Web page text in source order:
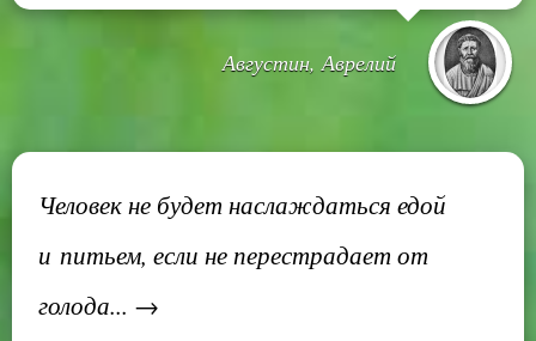
Августин, Аврелий
Человек не будет наслаждаться едой
и питьем, если не перестрадает от
голода... →